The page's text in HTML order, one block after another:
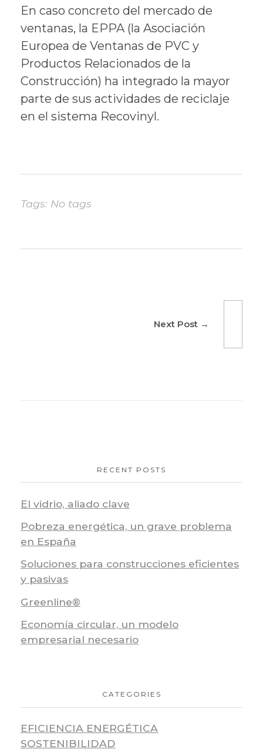
En caso concreto del mercado de
ventanas, la EPPA (la Asociación
Europea de Ventanas de PVC y
Productos Relacionados de la
Construcción) ha integrado la mayor
parte de sus actividades de reciclaje
en el sistema Recovinyl.
Tags: No tags
Next Post
RECENT POSTS
El vidrio, aliado clave
Pobreza energética, un grave problema
en España
Soluciones para construcciones eficientes
y pasivas
Greenline®
Economía circular, un modelo
empresarial necesario
CATEGORIES
EFICIENCIA ENERGÉTICA
SOSTENIBILIDAD